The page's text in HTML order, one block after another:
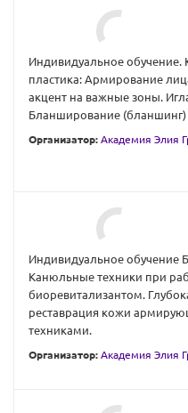
Индивидуальное обучение.
пластика: Армирование
акцент на важные зоны.
Бланширование
Организатор: Академия Элия
Индивидуальное обучение
Канюльные техники при
биоревитализантом.
реставрация кожи
техниками.
Организатор: Академия Элия